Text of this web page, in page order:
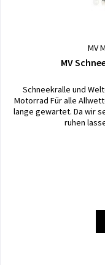
MV
MV
Schneekralle und
Motorrad Für alle
lange gewartet. Da wir
ruhen